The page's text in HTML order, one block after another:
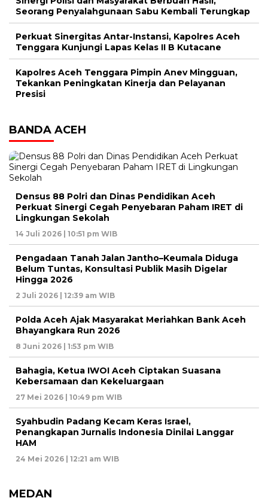
Seorang Penyalahgunaan Sabu Kembali Terungkap
Perkuat Sinergitas Antar-Instansi, Kapolres Aceh
Tenggara Kunjungi Lapas Kelas II B Kutacane
Kapolres Aceh Tenggara Pimpin Anev Mingguan,
Tekankan Peningkatan Kinerja dan Pelayanan
Presisi
BANDA ACEH
Densus 88 Polri dan Dinas Pendidikan Aceh
Perkuat Sinergi Cegah Penyebaran Paham IRET di
Lingkungan Sekolah
14 Juli 2026 | 10:51 pm WIB
Pengadaan Tanah Jalan Jantho–Keumala Diduga
Belum Tuntas, Konsultasi Publik Masih Digelar
Hingga 2026
2 Juli 2026 | 12:39 am WIB
Polda Aceh Ajak Masyarakat Meriahkan Bank Aceh
Bhayangkara Run 2026
8 Juni 2026 | 1:53 pm WIB
Bahagia, Ketua IWOI Aceh Ciptakan Suasana
Kebersamaan dan Kekeluargaan
27 Mei 2026 | 10:49 pm WIB
Syahbudin Padang Kecam Keras Israel,
Penangkapan Jurnalis Indonesia Dinilai Langgar
HAM
24 Mei 2026 | 12:21 am WIB
MEDAN